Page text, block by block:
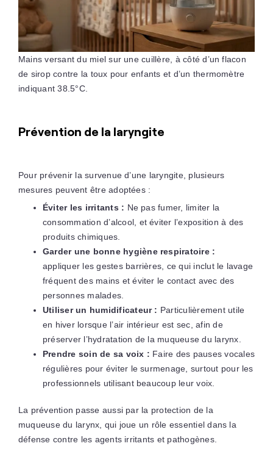
Mains versant du miel sur une cuillère, à côté d’un flacon
de sirop contre la toux pour enfants et d’un thermomètre
indiquant 38.5°C.
Prévention de la laryngite
Pour prévenir la survenue d’une laryngite, plusieurs
mesures peuvent être adoptées :
Éviter les irritants : Ne pas fumer, limiter la
consommation d’alcool, et éviter l’exposition à des
produits chimiques.
Garder une bonne hygiène respiratoire :
appliquer les gestes barrières, ce qui inclut le lavage
fréquent des mains et éviter le contact avec des
personnes malades.
Utiliser un humidificateur : Particulièrement utile
en hiver lorsque l’air intérieur est sec, afin de
préserver l’hydratation de la muqueuse du larynx.
Prendre soin de sa voix : Faire des pauses vocales
régulières pour éviter le surmenage, surtout pour les
professionnels utilisant beaucoup leur voix.
La prévention passe aussi par la protection de la
muqueuse du larynx, qui joue un rôle essentiel dans la
défense contre les agents irritants et pathogènes.